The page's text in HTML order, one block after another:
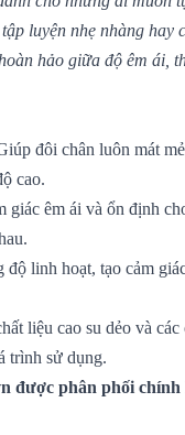
luyện nhẹ nhàng hay
hảo giữa độ êm ái,
đôi chân luôn mát
cao.
giác êm ái và ổn định
độ linh hoạt, tạo cảm
liệu cao su dẻo và
trình sử dụng.
được phân phối